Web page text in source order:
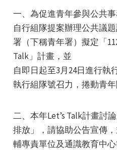
一、為促進青年參與公共
自行組隊提案辦理公共議
署（下稱青年署）擬定「
Talk」計畫，並
自即日起至3月24日進行執
執行組隊號召力，捲動青年
二、本年Let’s Talk計畫討
排放」，請協助公告宣傳
輔專責單位及通識教育中